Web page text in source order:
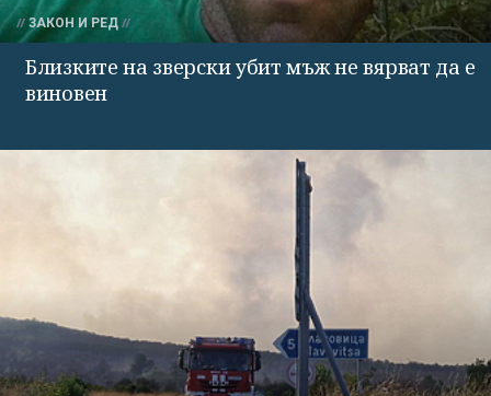
ЗАКОН И РЕД
Близките на зверски убит мъж не вярват да е
виновен